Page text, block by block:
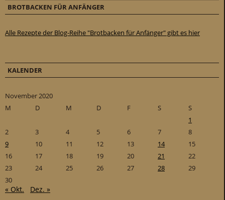
BROTBACKEN FÜR ANFÄNGER
Alle Rezepte der Blog-Reihe "Brotbacken für Anfänger" gibt es hier
KALENDER
November 2020
M
D M D F S
S
1
2
3 4 5 6 7
8
9
10 11 12 13 14
15
16
17 18 19 20 21
22
23
24 25 26 27 28
29
30
« Okt. Dez. »